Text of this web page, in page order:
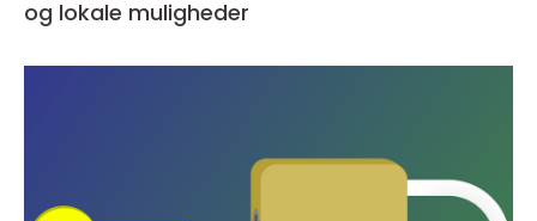
og lokale muligheder